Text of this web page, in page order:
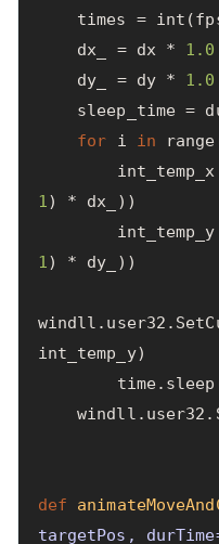
times
= int (
dx_
= dx * 1.0
dy_
= dy * 1.0
sleep_time =
for
i in range
int_temp_x
1) * dx_
))
int_temp_y
1) * dy_ ))
windll . user32 .
int_temp_y)
time. sleep
windll . user32 .
def
targetPos , durTime